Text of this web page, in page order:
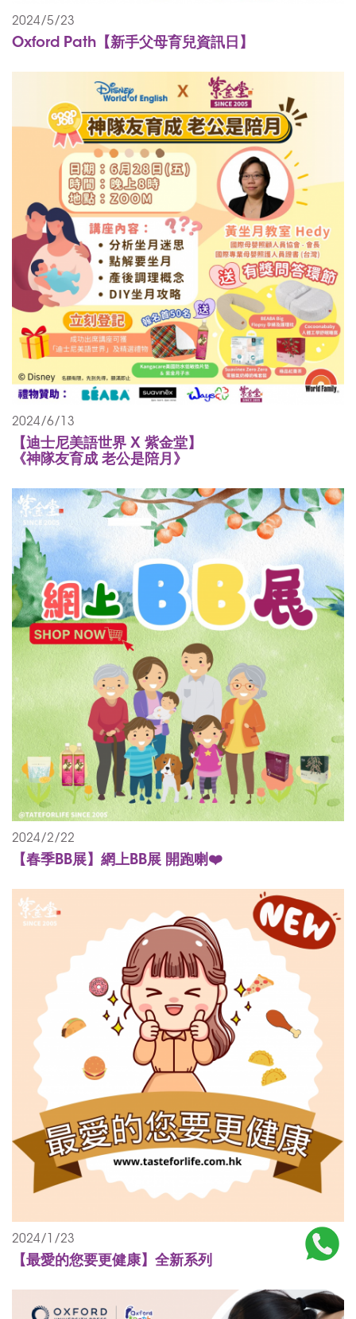
2024/5/23
Oxford Path【新手父母育兒資訊日】
2024/6/13
【迪士尼美語世界 X 紫金堂】
《神隊友育成 老公是陪月》
2024/2/22
【春季BB展】網上BB展 開跑喇❤️
2024/1/23
【最愛的您要更健康】全新系列